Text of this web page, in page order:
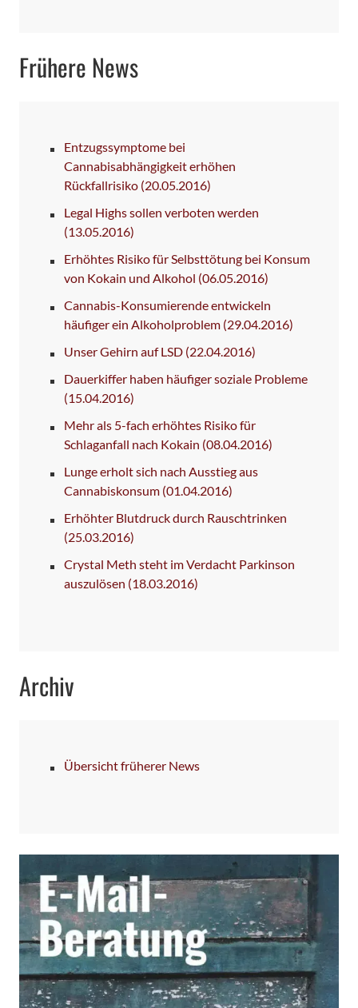
Frühere News
Entzugssymptome bei
Cannabisabhängigkeit erhöhen
Rückfallrisiko (20.05.2016)
Legal Highs sollen verboten werden
(13.05.2016)
Erhöhtes Risiko für Selbsttötung bei Konsum
von Kokain und Alkohol (06.05.2016)
Cannabis-Konsumierende entwickeln
häufiger ein Alkoholproblem (29.04.2016)
Unser Gehirn auf LSD (22.04.2016)
Dauerkiffer haben häufiger soziale Probleme
(15.04.2016)
Mehr als 5-fach erhöhtes Risiko für
Schlaganfall nach Kokain (08.04.2016)
Lunge erholt sich nach Ausstieg aus
Cannabiskonsum (01.04.2016)
Erhöhter Blutdruck durch Rauschtrinken
(25.03.2016)
Crystal Meth steht im Verdacht Parkinson
auszulösen (18.03.2016)
Archiv
Übersicht früherer News